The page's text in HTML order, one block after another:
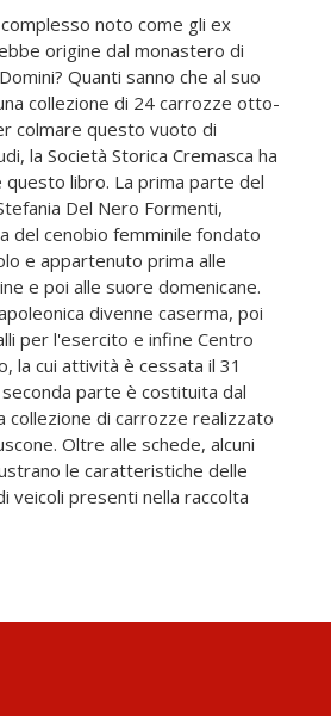
noto come gli ex
origine dal monastero di
Quanti sanno che al suo
collezione di 24 carrozze otto-
colmare questo vuoto di
la Società Storica Cremasca ha
questo libro. La prima parte del
Del Nero Formenti,
del cenobio femminile fondato
e appartenuto prima alle
e poi alle suore domenicane.
divenne caserma, poi
per l'esercito e infine Centro
la cui attività è cessata il 31
parte è costituita dal
collezione di carrozze realizzato
Oltre alle schede, alcuni
le caratteristiche delle
veicoli presenti nella raccolta